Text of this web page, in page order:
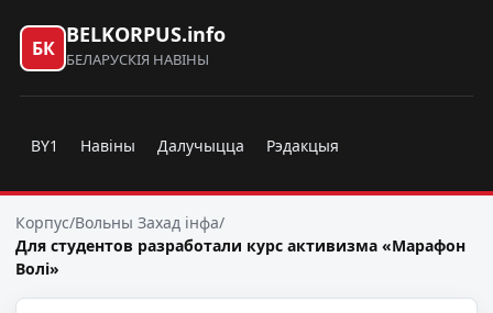
БК
BELKORPUS.info
БЕЛАРУСКІЯ НАВІНЫ
BY1 Навіны Далучыцца Рэдакцыя
Корпус/Вольны Захад інфа/
Для студентов разработали курс активизма «Марафон
Волi»